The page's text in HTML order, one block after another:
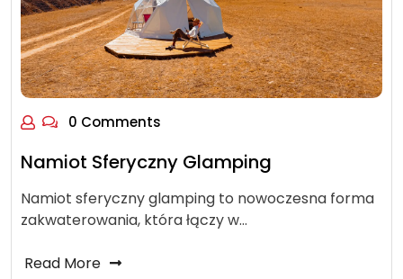
0 Comments
Namiot Sferyczny Glamping
Namiot sferyczny glamping to nowoczesna forma
zakwaterowania, która łączy w…
Read More